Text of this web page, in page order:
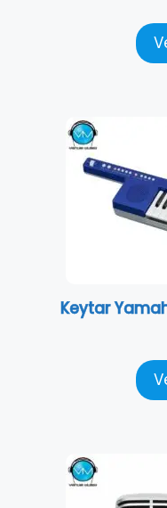
Keytar